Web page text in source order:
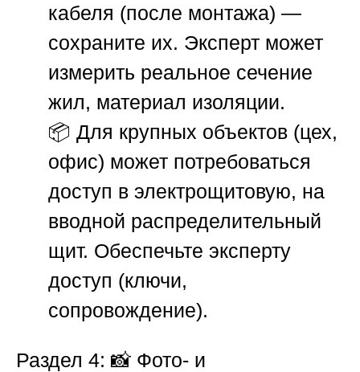
кабеля (после монтажа) —
сохраните их. Эксперт может
измерить реальное сечение
жил, материал изоляции.
📦 Для крупных объектов (цех,
офис) может потребоваться
доступ в электрощитовую, на
вводной распределительный
щит. Обеспечьте эксперту
доступ (ключи,
сопровождение).
Раздел 4: 📸 Фото- и